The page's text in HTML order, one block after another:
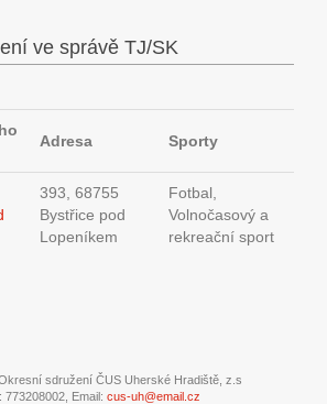
ve správě TJ/SK
Adresa Sporty
393, 68755
Bystřice pod
Lopeníkem
Fotbal,
Volnočasový a
rekreační sport
sdružení ČUS Uherské Hradiště, z.s
773208002, Email: cus-uh@email.cz